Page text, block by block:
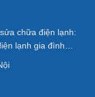
chữa điện lạnh:
lạnh gia đình…